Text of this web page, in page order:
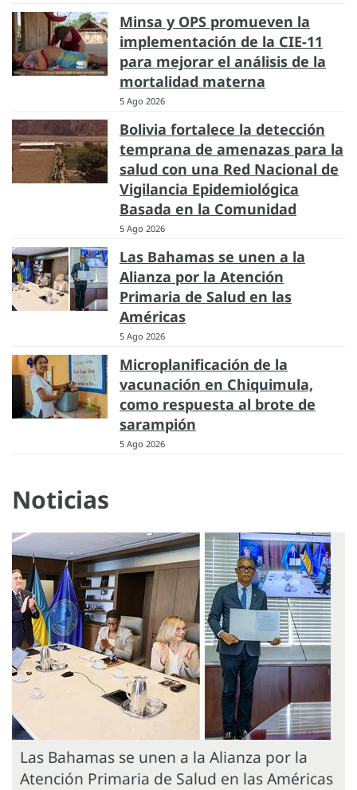
Minsa y OPS promueven la
implementación de la CIE-11
para mejorar el análisis de la
mortalidad materna
5 Ago 2026
Bolivia fortalece la detección
temprana de amenazas para la
salud con una Red Nacional de
Vigilancia Epidemiológica
Basada en la Comunidad
5 Ago 2026
Las Bahamas se unen a la
Alianza por la Atención
Primaria de Salud en las
Américas
5 Ago 2026
Microplanificación de la
vacunación en Chiquimula,
como respuesta al brote de
sarampión
5 Ago 2026
Noticias
Las Bahamas se unen a la Alianza por la
Atención Primaria de Salud en las Américas